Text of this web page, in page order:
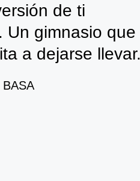
de ti
Un gimnasio que
a dejarse llevar.